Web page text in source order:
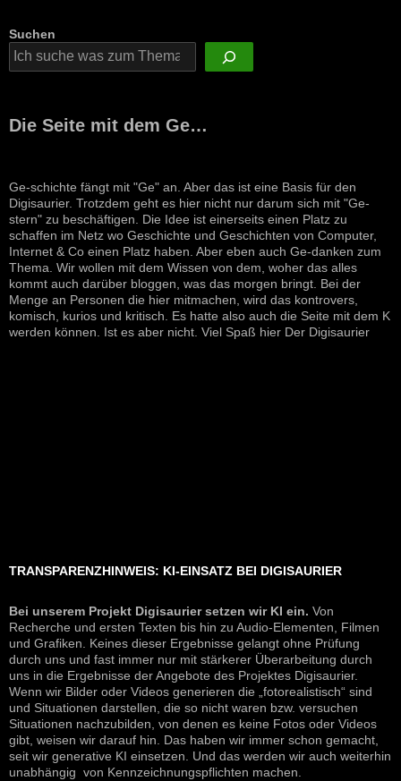
Suchen
Die Seite mit dem Ge…
Ge-schichte fängt mit "Ge" an. Aber das ist eine Basis für den
Digisaurier. Trotzdem geht es hier nicht nur darum sich mit "Ge-
stern" zu beschäftigen. Die Idee ist einerseits einen Platz zu
schaffen im Netz wo Geschichte und Geschichten von Computer,
Internet & Co einen Platz haben. Aber eben auch Ge-danken zum
Thema. Wir wollen mit dem Wissen von dem, woher das alles
kommt auch darüber bloggen, was das morgen bringt. Bei der
Menge an Personen die hier mitmachen, wird das kontrovers,
komisch, kurios und kritisch. Es hatte also auch die Seite mit dem K
werden können. Ist es aber nicht. Viel Spaß hier Der Digisaurier
TRANSPARENZHINWEIS: KI-EINSATZ BEI DIGISAURIER
Bei unserem Projekt Digisaurier setzen wir KI ein. Von
Recherche und ersten Texten bis hin zu Audio-Elementen, Filmen
und Grafiken. Keines dieser Ergebnisse gelangt ohne Prüfung
durch uns und fast immer nur mit stärkerer Überarbeitung durch
uns in die Ergebnisse der Angebote des Projektes Digisaurier.
Wenn wir Bilder oder Videos generieren die „fotorealistisch“ sind
und Situationen darstellen, die so nicht waren bzw. versuchen
Situationen nachzubilden, von denen es keine Fotos oder Videos
gibt, weisen wir darauf hin. Das haben wir immer schon gemacht,
seit wir generative KI einsetzen. Und das werden wir auch weiterhin
unabhängig von Kennzeichnungspflichten machen.